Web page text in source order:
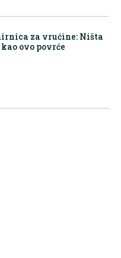
za vrućine: Ništa
ovo povrće